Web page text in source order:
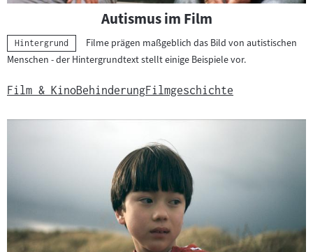
Autismus im Film
Kategorie:
Hintergrund
Filme prägen maßgeblich das Bild von autistischen
Menschen - der Hintergrundtext stellt einige Beispiele vor.
Film & KinoBehinderungFilmgeschichte